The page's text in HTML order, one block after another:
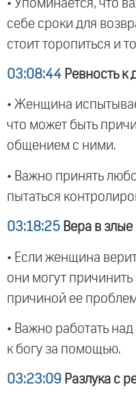
• Упоминается, что
себе сроки для
стоит торопиться и
03:08:44 Ревность к
• Женщина
что может быть
общением с ними.
• Важно принять
пытаться
03:18:25 Вера в
• Если женщина
они могут
причиной ее
• Важно работать
к богу за помощью.
03:23:09 Разлука с